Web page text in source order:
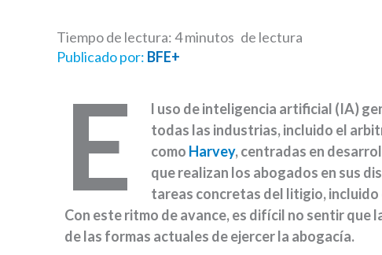
Tiempo de lectura:4minutos
Publicado por: BFE+
E
l uso de inteligencia artificial (IA)
todas las industrias, incluido el
como Harvey, centradas en
que realizan los abogados en sus
tareas concretas del litigio,
Con este ritmo de avance, es difícil no sentir que
de las formas actuales de ejercer la abogacía.